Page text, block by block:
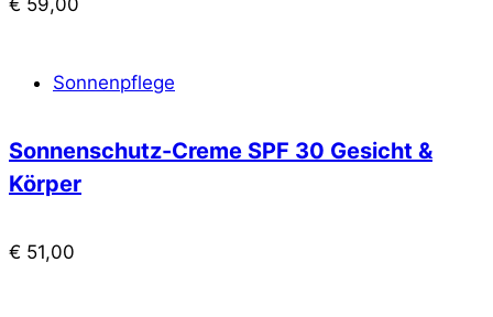
Sonnenpflege
Sonnenschutz-Creme SPF 30 Gesicht &
Körper
€ 51,00